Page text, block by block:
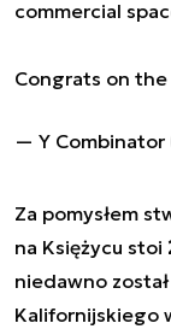
commercial
Congrats on
— Y Combinator
Za pomysłem
na Księżycu stoi
niedawno
Kalifornijskiego